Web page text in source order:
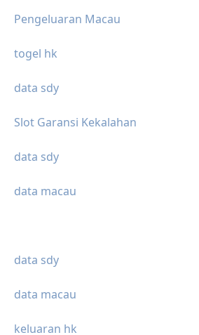
Pengeluaran Macau
togel hk
data sdy
Slot Garansi Kekalahan
data sdy
data macau
data sdy
data macau
keluaran hk